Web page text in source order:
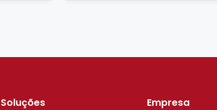
Soluções Empresa